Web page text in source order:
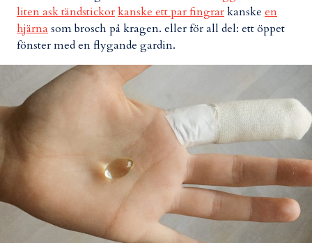
liten ask tändstickorkanske ett par fingrarkanske en
hjärna som brosch på kragen. eller för all del: ett öppet
fönster med en flygande gardin.